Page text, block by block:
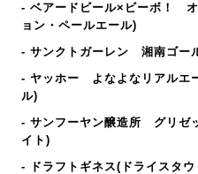
- ベアードビール×ビーボ！
ョン・ペールエール)
- サンクトガーレン 湘南ゴー
- ヤッホー よなよなリアルエ
ル)
- サンフーヤン醸造所 グリゼ
イト)
- ドラフトギネス(ドライスタウ